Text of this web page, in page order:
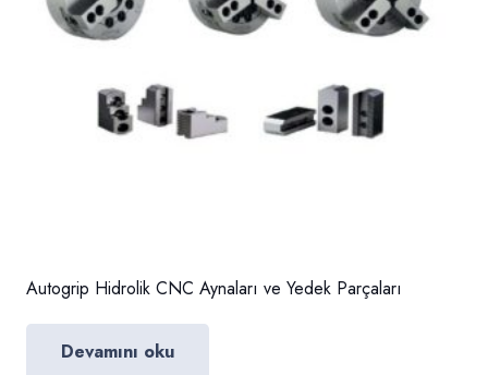
Autogrip Hidrolik CNC Aynaları ve Yedek Parçaları
Devamını oku